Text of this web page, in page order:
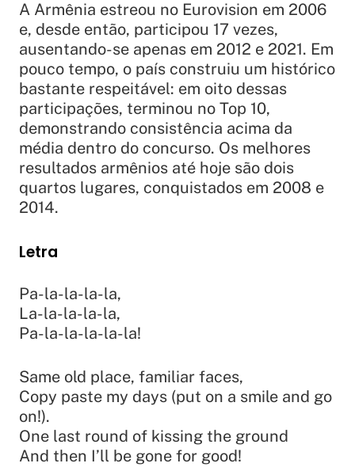
A Armênia estreou no Eurovision em 2006
e, desde então, participou 17 vezes,
ausentando-se apenas em 2012 e 2021. Em
pouco tempo, o país construiu um histórico
bastante respeitável: em oito dessas
participações, terminou no Top 10,
demonstrando consistência acima da
média dentro do concurso. Os melhores
resultados armênios até hoje são dois
quartos lugares, conquistados em 2008 e
2014.
Letra
Pa-la-la-la-la,
La-la-la-la-la,
Pa-la-la-la-la-la!
Same old place, familiar faces,
Copy paste my days (put on a smile and go
on!).
One last round of kissing the ground
And then I’ll be gone for good!